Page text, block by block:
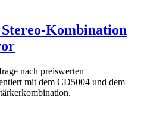
Kombination
nach preiswerten
mit dem CD5004 und dem